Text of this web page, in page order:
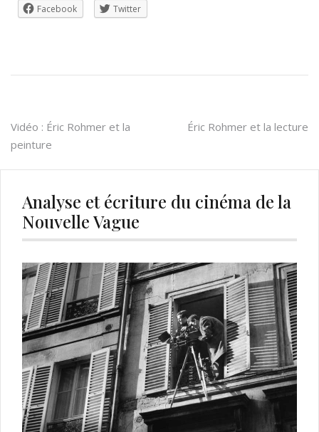
Facebook Twitter
Navigation
de
Vidéo : Éric Rohmer et la
peinture
Éric Rohmer et la lecture
Analyse et écriture du cinéma de la
Nouvelle Vague